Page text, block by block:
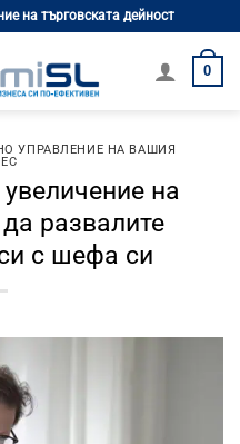
на търговската дейност
0
УПРАВЛЕНИЕ НА ВАШИЯ
на
развалите
с шефа си